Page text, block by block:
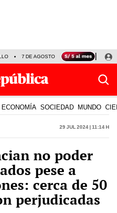
7 DE AGOSTO TINKA RESULTADOS
ECONOMÍA SOCIEDAD MUNDO
29 Jul 2024 | 11:14 h
no poder
pese a
cerca de 50
perjudicadas